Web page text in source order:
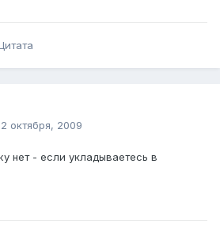
октября, 2009
нет - если укладываетесь в